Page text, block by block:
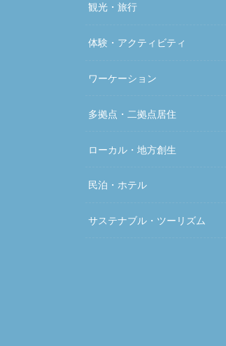
観光・旅行
体験・アクティビティ
ワーケーション
多拠点・二拠点居住
ローカル・地方創生
民泊・ホテル
サステナブル・ツーリズム